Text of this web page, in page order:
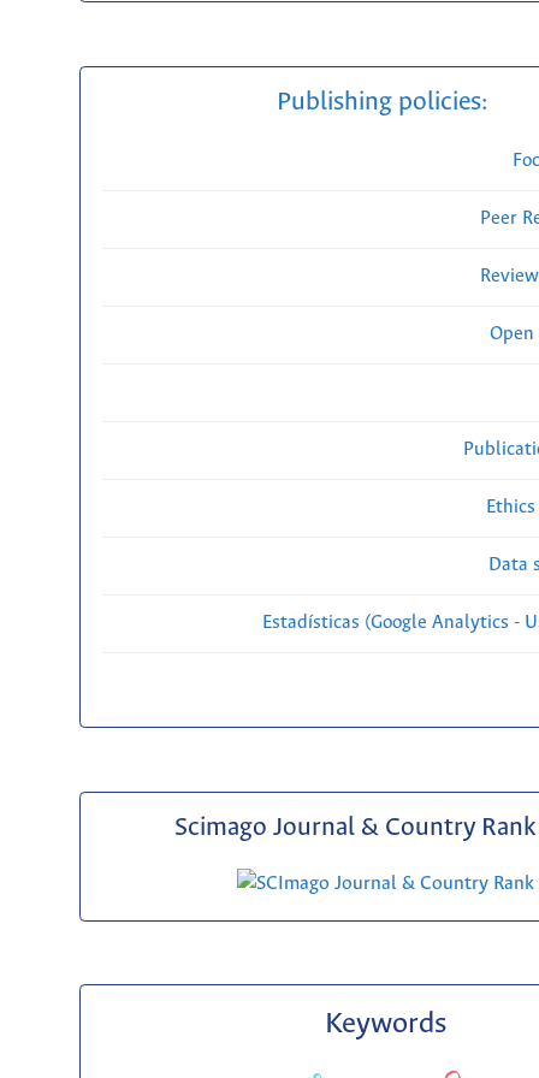
Publishing policies:
Peer
Open
Data
Estadísticas (Google Analytics -
Scimago Journal & Country Rank
Keywords